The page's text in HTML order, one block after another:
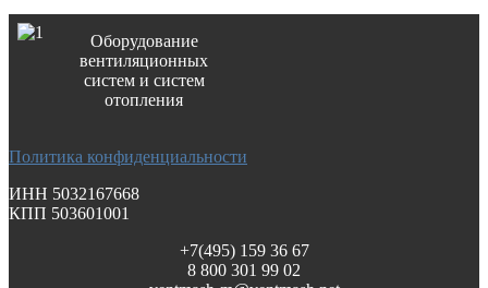
Оборудование
вентиляционных
систем и систем
отопления
Политика конфиденциальности
ИНН 5032167668
КПП 503601001
+7(495) 159 36 67
8 800 301 99 02